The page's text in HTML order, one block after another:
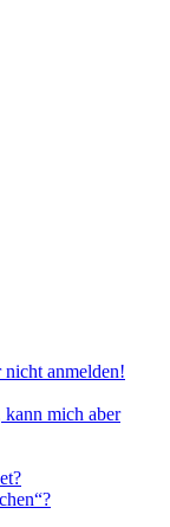
anmelden!
mich aber